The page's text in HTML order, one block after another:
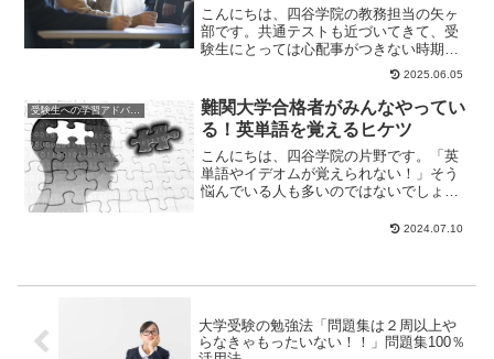
こんにちは、四谷学院の教務担当の矢ヶ
部です。共通テストも近づいてきて、受
験生にとっては心配事がつきない時期に
なってきました。そこで今回は、今まで
2025.06.05
受験生への学習アドバイス
難関大学合格者がみんなやってい
る！英単語を覚えるヒケツ
こんにちは、四谷学院の片野です。「英
単語やイデオムが覚えられない！」そう
悩んでいる人も多いのではないでしょう
2024.07.10
大学受験の勉強法「問題集は２周以上や
らなきゃもったいない！！」問題集100％